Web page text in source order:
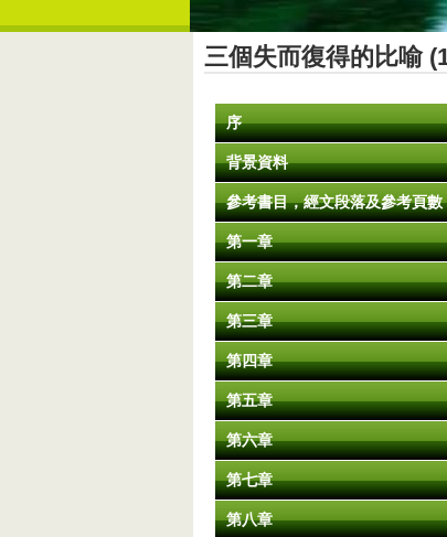
三個失而復得的比喻
序
背景資料
參考書目，經文段落及參考頁數
第一章
第二章
第三章
第四章
第五章
第六章
第七章
第八章